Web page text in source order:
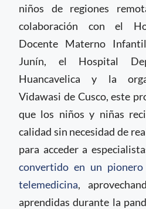
niños de regiones
colaboración con el
Docente Materno
Junín, el Hospital
Huancavelica y la
Vidawasi de Cusco, este
que los niños y niñas
calidad sin necesidad de
para acceder a
convertido en un
telemedicina,
aprendidas durante la